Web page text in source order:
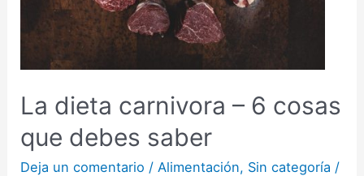
es
La dieta carnivora – 6 cosas
que debes saber
Deja un comentario / Alimentación, Sin categoría /